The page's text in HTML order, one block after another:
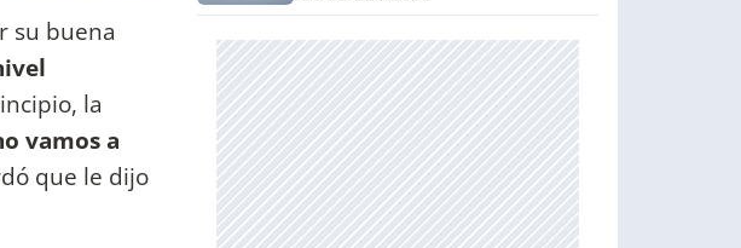
su buena
la
vamos a
que le dijo